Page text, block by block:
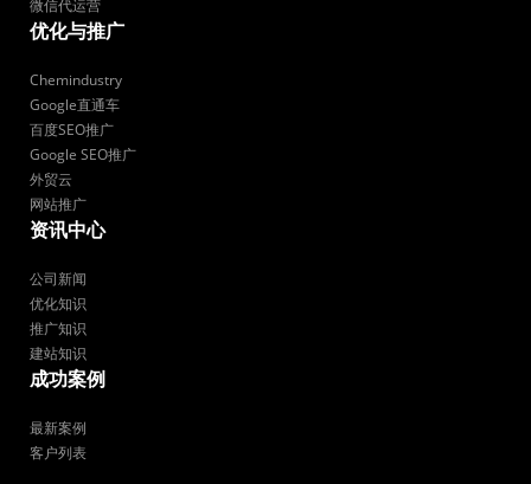
微信代运营
优化与推广
Chemindustry
Google直通车
百度SEO推广
Google SEO推广
外贸云
网站推广
资讯中心
公司新闻
优化知识
推广知识
建站知识
成功案例
最新案例
客户列表